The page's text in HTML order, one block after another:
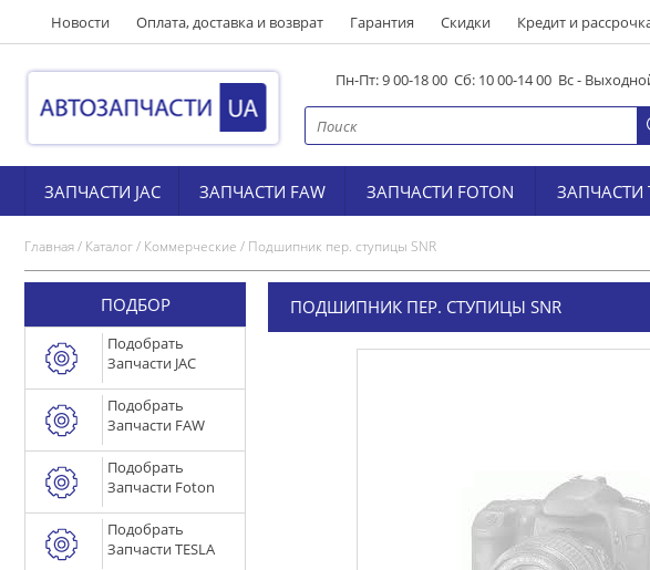
Новости Оплата, доставка и возврат Гарантия Скидки Кредит и
Пн-Пт: 9 00-18 00 Сб: 10 00-14 00 Вс -
ЗАПЧАСТИ JAC ЗАПЧАСТИ FAW ЗАПЧАСТИ FOTON ЗАПЧАСТИ
Главная/ Каталог/ Коммерческие / Подшипник пер. ступицы SNR
ПОДБОР
Подобрать
Запчасти JAC
Подобрать
Запчасти FAW
Подобрать
Запчасти Foton
Подобрать
Запчасти TESLA
ПОДШИПНИК ПЕР. СТУПИЦЫ SNR